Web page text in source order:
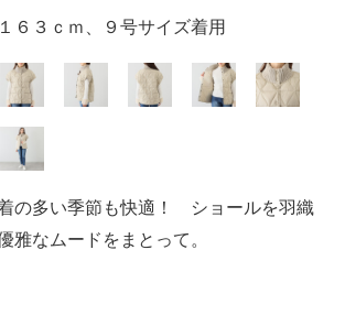
３ｃｍ、９号サイズ着用
の多い季節も快適！ ショールを羽織
雅なムードをまとって。